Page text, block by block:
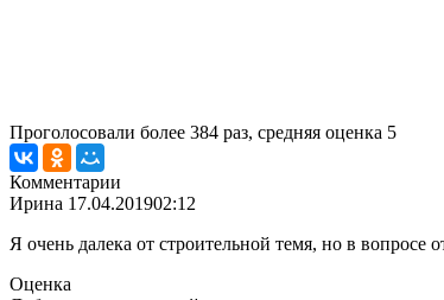
Проголосовали более 384 раз, средняя оценка 5
Комментарии
Ирина 17.04.201902:12
Я очень далека от строительной темя, но в вопросе
Оценка